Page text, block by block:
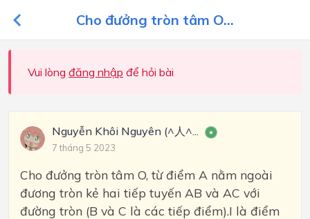
Cho đưởng tròn tâm O...
Vui lòng đăng nhập để hỏi bài
Nguyễn Khôi Nguyên (^人^...
7 tháng 5 2023
Cho đưởng tròn tâm O, từ điểm A nằm ngoài
đương tròn kẻ hai tiếp tuyến AB và AC với
đường tròn (B và C là các tiếp điểm).I là điểm